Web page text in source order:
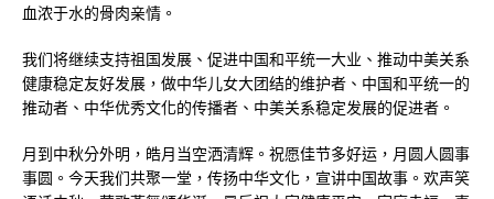
血浓于水的骨肉亲情。
我们将继续支持祖国发展、促进中国和平统一大业、推动中美关系
健康稳定友好发展，做中华儿女大团结的维护者、中国和平统一的
推动者、中华优秀文化的传播者、中美关系稳定发展的促进者。
月到中秋分外明，皓月当空洒清辉。祝愿佳节多好运，月圆人圆事
事圆。今天我们共聚一堂，传扬中华文化，宣讲中国故事。欢声笑